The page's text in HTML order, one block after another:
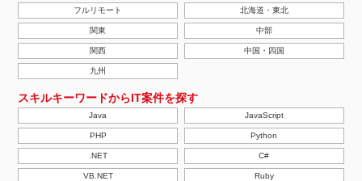
フルリモート 北海道・東北
関東 中部
関西 中国・四国
九州
スキルキーワードからIT案件を探す
Java JavaScript
PHP Python
.NET C#
VB.NET Ruby